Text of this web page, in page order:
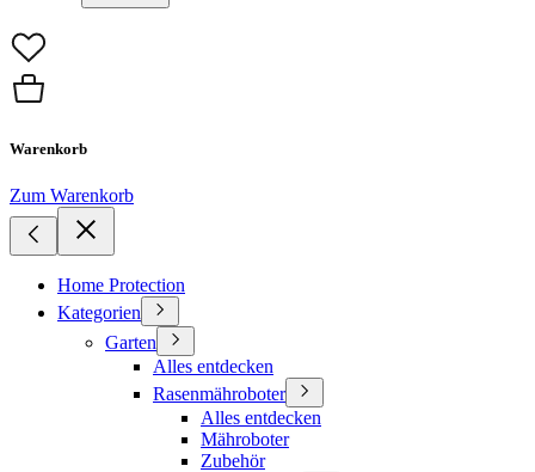
Warenkorb
Zum Warenkorb
Home Protection
Kategorien
Garten
Alles entdecken
Rasenmähroboter
Alles entdecken
Mähroboter
Zubehör